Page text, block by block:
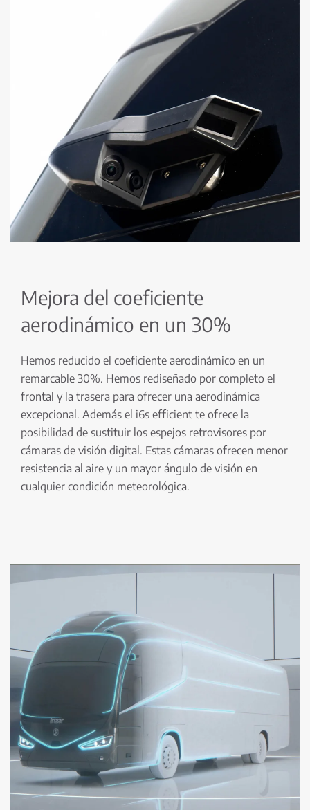
Mejora del coeficiente
aerodinámico en un 30%
Hemos reducido el coeficiente aerodinámico en un
remarcable 30%. Hemos rediseñado por completo el
frontal y la trasera para ofrecer una aerodinámica
excepcional. Además el i6s efficient te ofrece la
posibilidad de sustituir los espejos retrovisores por
cámaras de visión digital. Estas cámaras ofrecen menor
resistencia al aire y un mayor ángulo de visión en
cualquier condición meteorológica.